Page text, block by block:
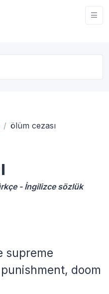
ölüm cezası
- İngilizce sözlük
supreme
doom